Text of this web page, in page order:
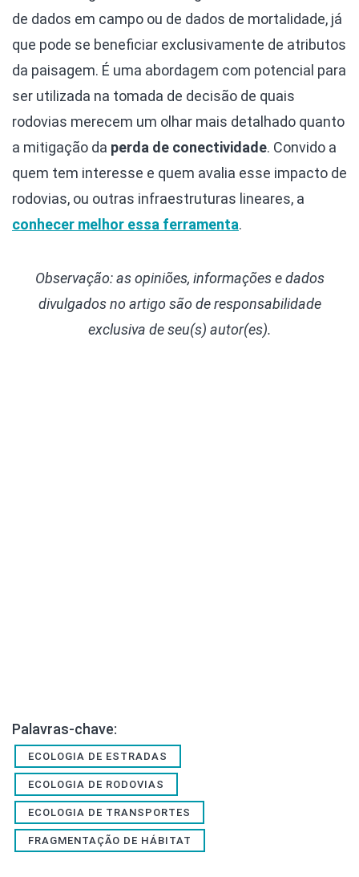
de dados em campo ou de dados de mortalidade, já
que pode se beneficiar exclusivamente de atributos
da paisagem. É uma abordagem com potencial para
ser utilizada na tomada de decisão de quais
rodovias merecem um olhar mais detalhado quanto
a mitigação da perda de conectividade. Convido a
quem tem interesse e quem avalia esse impacto de
rodovias, ou outras infraestruturas lineares, a
conhecer melhor essa ferramenta.
Observação: as opiniões, informações e dados
divulgados no artigo são de responsabilidade
exclusiva de seu(s) autor(es).
Palavras-chave:
ECOLOGIA DE ESTRADAS
ECOLOGIA DE RODOVIAS
ECOLOGIA DE TRANSPORTES
FRAGMENTAÇÃO DE HÁBITAT